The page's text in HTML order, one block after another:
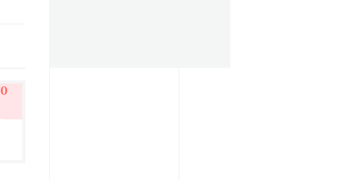
0